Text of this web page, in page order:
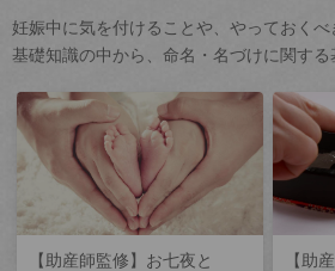
妊娠中に気を付けることや、やっておく
基礎知識の中から、命名・名づけに関する
【助産師監修】お七夜と
【助